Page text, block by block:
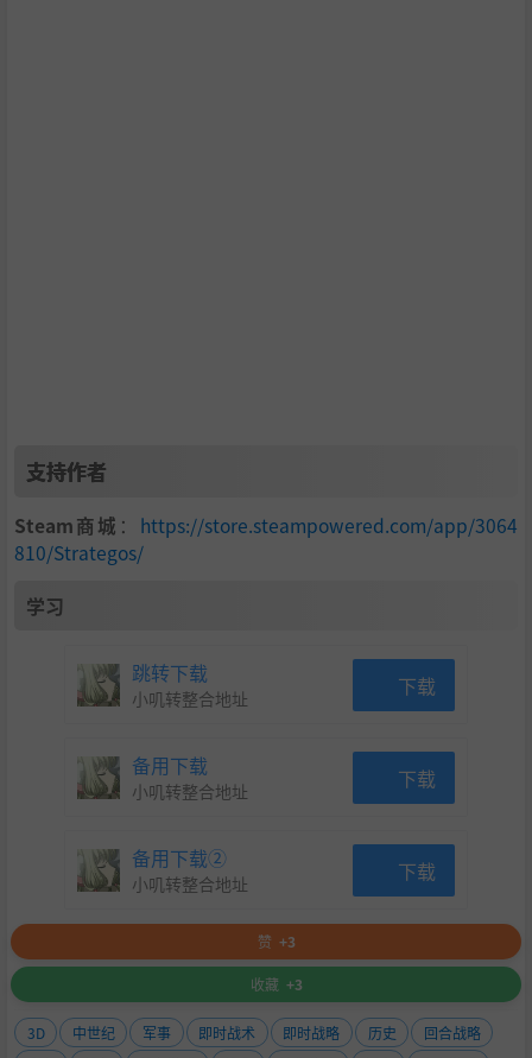
自定义战斗
时代、地图、部署距离、交战方、难度、电脑玩家类型/侵略
性、是否使用电脑玩家（也可使用热座模式）。你可以随机
化可选军队列表，也可以按时代、重要性、是否为草原军队
等条件筛选随机军队。目前的历史战斗包含伊苏斯之战和拉
菲亚之战，后续还会添加更多。
支持作者
Steam商城 ： https://store.steampowered.com/app/3064
810/Strategos/
学习
跳转下载
小叽转整合地址 下载
备用下载
小叽转整合地址 下载
备用下载②
小叽转整合地址 下载
赞 +3
收藏 +3
3D 中世纪 军事 即时战术 即时战略 历史
回合战略